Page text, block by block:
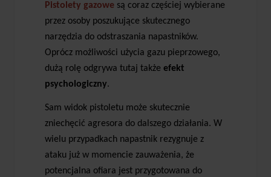
Pistolety gazowe są coraz częściej wybierane
przez osoby poszukujące skutecznego
narzędzia do odstraszania napastników.
Oprócz możliwości użycia gazu pieprzowego,
dużą rolę odgrywa tutaj także efekt
psychologiczny.
Sam widok pistoletu może skutecznie
zniechęcić agresora do dalszego działania. W
wielu przypadkach napastnik rezygnuje z
ataku już w momencie zauważenia, że
potencjalna ofiara jest przygotowana do